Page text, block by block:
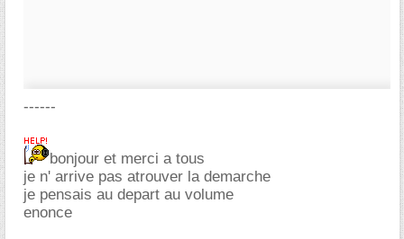
------
bonjour et merci a tous
je n' arrive pas atrouver la demarche
je pensais au depart au volume
enonce